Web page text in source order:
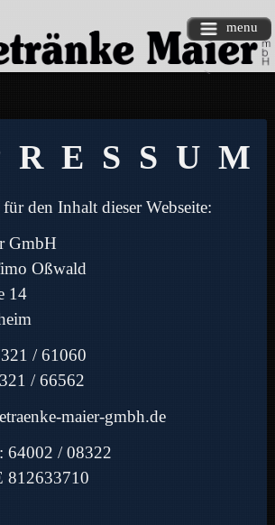
menu
den Inhalt dieser Webseite:
GmbH
Oßwald
14
/ 61060
/ 66562
maier-gmbh.de
64002 / 08322
812633710